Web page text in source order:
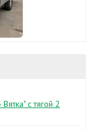
с тягой 2